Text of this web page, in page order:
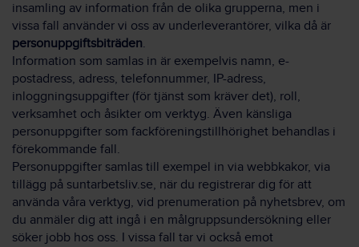
insamling av information från de olika grupperna, men i
vissa fall använder vi oss av underleverantörer, vilka då är
personuppgiftsbiträden.
Information som samlas in är exempelvis namn, e-
postadress, adress, telefonnummer, IP-adress,
inloggningsuppgifter (för tjänst som kräver det), roll,
verksamhet och åsikter om verktyg. Även känsliga
personuppgifter som fackföreningstillhörighet behandlas i
förekommande fall.
Personuppgifter samlas till exempel in via webbkakor, via
tillägg på suntarbetsliv.se, när du registrerar dig för att
använda våra verktyg, vid prenumeration på nyhetsbrev, om
du anmäler dig att ingå i en målgruppsundersökning eller
söker jobb hos oss. I vissa fall tar vi också emot